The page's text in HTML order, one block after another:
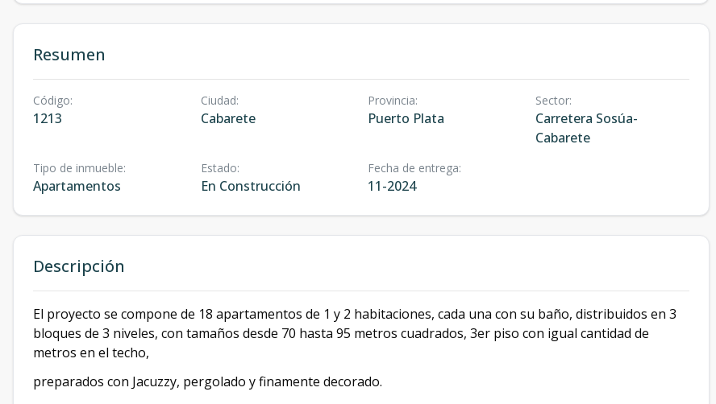
Resumen
Código:
1213
Ciudad:
Cabarete
Provincia:
Puerto Plata
Sector:
Carretera Sosúa-
Cabarete
Tipo de inmueble:
Apartamentos
Estado:
En Construcción
Fecha de entrega:
11-2024
Descripción
El proyecto se compone de 18 apartamentos de 1 y 2 habitaciones, cada una con su baño, distribuidos en 3
bloques de 3 niveles, con tamaños desde 70 hasta 95 metros cuadrados, 3er piso con igual cantidad de
metros en el techo,
preparados con Jacuzzy, pergolado y finamente decorado.